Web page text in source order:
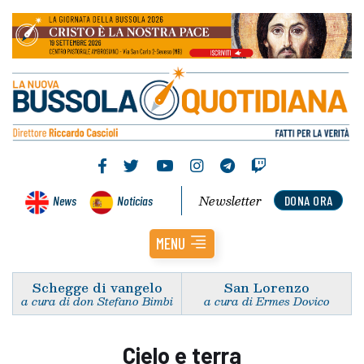
News Noticias DONA ORA
Newsletter
MENU
Schegge di vangelo
a cura di don Stefano Bimbi
San Lorenzo
a cura di Ermes Dovico
Cielo e terra